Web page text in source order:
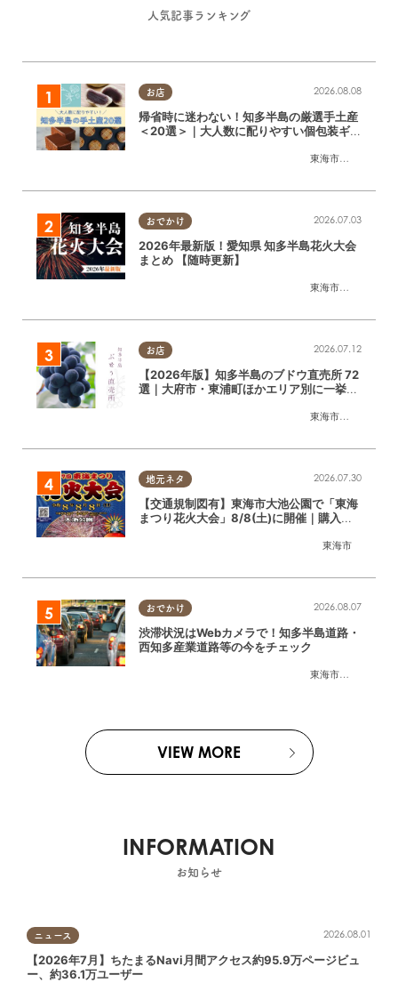
人気記事ランキング
お店
東海市
,大府市
2026.08.08
帰省時に迷わない！知多半島の厳選手土産
＜20選＞｜大人数に配りやすい個包装ギフ
おでかけ
東海市
,大府市
2026.07.03
2026年最新版！愛知県 知多半島花火大会
まとめ 【随時更新】
お店
東海市
,大府市
2026.07.12
【2026年版】知多半島のブドウ直売所 72
選｜大府市・東浦町ほかエリア別に一挙紹
地元ネタ
東海市
2026.07.30
【交通規制図有】東海市大池公園で「東海
まつり花火大会」8/8(土)に開催｜購入方
おでかけ
東海市
,大府市
2026.08.07
渋滞状況はWebカメラで！知多半島道路・
西知多産業道路等の今をチェック
VIEW MORE
INFORMATION
お知らせ
ニュース 2026.08.01
【2026年7月】ちたまるNavi月間アクセス約95.9万ページビュ
ー、約36.1万ユーザー